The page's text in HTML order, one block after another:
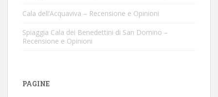
Cala dell’Acquaviva – Recensione e Opinioni
Spiaggia Cala dei Benedettini di San Domino –
Recensione e Opinioni
PAGINE